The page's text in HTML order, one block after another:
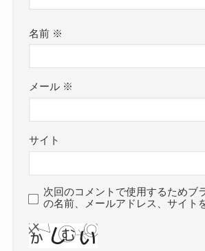
名前 ※
メール ※
サイト
次回のコメントで使用するためブ
の名前、メールアドレス、サイト